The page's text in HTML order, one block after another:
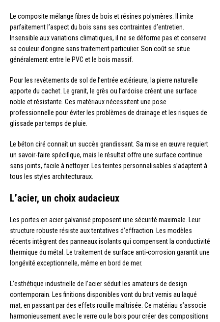
Le composite mélange fibres de bois et résines polymères. Il imite
parfaitement l’aspect du bois sans ses contraintes d’entretien.
Insensible aux variations climatiques, il ne se déforme pas et conserve
sa couleur d’origine sans traitement particulier. Son coût se situe
généralement entre le PVC et le bois massif.
Pour les revêtements de sol de l’entrée extérieure, la pierre naturelle
apporte du cachet. Le granit, le grès ou l’ardoise créent une surface
noble et résistante. Ces matériaux nécessitent une pose
professionnelle pour éviter les problèmes de drainage et les risques de
glissade par temps de pluie.
Le béton ciré connaît un succès grandissant. Sa mise en œuvre requiert
un savoir-faire spécifique, mais le résultat offre une surface continue
sans joints, facile à nettoyer. Les teintes personnalisables s’adaptent à
tous les styles architecturaux.
L’acier, un choix audacieux
Les portes en acier galvanisé proposent une sécurité maximale. Leur
structure robuste résiste aux tentatives d’effraction. Les modèles
récents intègrent des panneaux isolants qui compensent la conductivité
thermique du métal. Le traitement de surface anti-corrosion garantit une
longévité exceptionnelle, même en bord de mer.
L’esthétique industrielle de l’acier séduit les amateurs de design
contemporain. Les finitions disponibles vont du brut vernis au laqué
mat, en passant par des effets rouille maîtrisée. Ce matériau s’associe
harmonieusement avec le verre ou le bois pour créer des compositions